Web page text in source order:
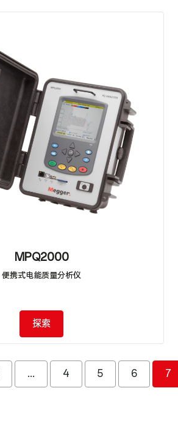
MPQ2000
便携式电能质量分析仪
探索
... 4 5 6 7